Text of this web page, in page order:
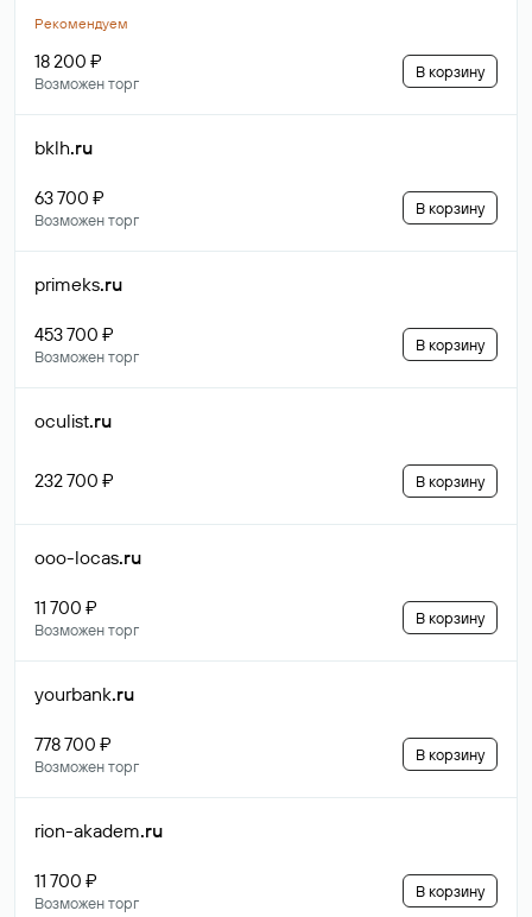
Рекомендуем
18 200 ₽
Возможен торг
В корзину
bklh.ru
63 700 ₽
Возможен торг
В корзину
primeks.ru
453 700 ₽
Возможен торг
В корзину
oculist.ru
232 700 ₽ В корзину
ooo-locas.ru
11 700 ₽
Возможен торг
В корзину
yourbank.ru
778 700 ₽
Возможен торг
В корзину
rion-akadem.ru
11 700 ₽
Возможен торг
В корзину